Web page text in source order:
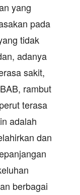
yang
pada
tidak
adanya
sakit,
rambut
terasa
adalah
dan
berbagai